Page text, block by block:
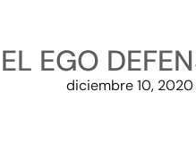
EL EGO
diciembre 10, 2020